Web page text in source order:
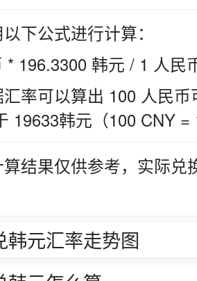
下公式进行计算：
* 196.3300 韩元 / 1 人民
率可以算出 100 人民
19633韩元（100 CNY =
结果仅供参考，实际
韩元汇率走势图